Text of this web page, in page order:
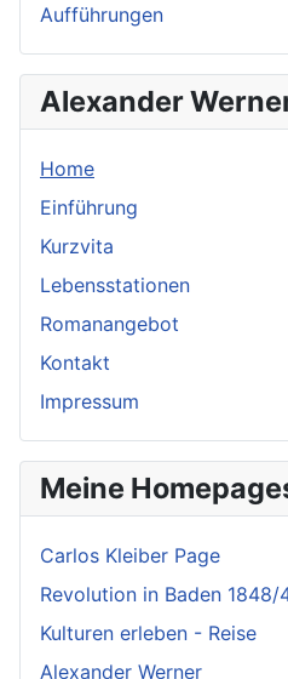
Aufführungen
Alexander
Home
Einführung
Kurzvita
Lebensstationen
Romanangebot
Kontakt
Impressum
Meine
Carlos Kleiber Page
Revolution in Baden 1848/
Kulturen erleben - Reise
Alexander Werner